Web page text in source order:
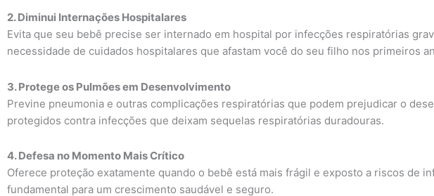
2. Diminui Internações Hospitalares
Evita que seu bebê precise ser internado em hospital por infecções respiratórias
necessidade de cuidados hospitalares que afastam você do seu filho nos primeiros
3. Protege os Pulmões em Desenvolvimento
Previne pneumonia e outras complicações respiratórias que podem prejudicar o
protegidos contra infecções que deixam sequelas respiratórias duradouras.
4. Defesa no Momento Mais Crítico
Oferece proteção exatamente quando o bebê está mais frágil e exposto a riscos de
fundamental para um crescimento saudável e seguro.